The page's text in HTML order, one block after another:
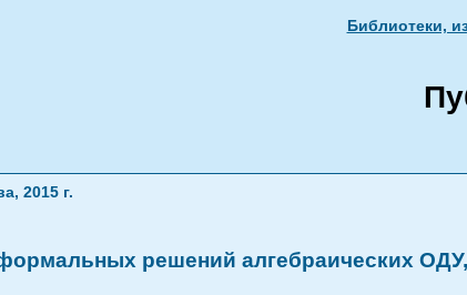
Библиотеки,
2015 г.
решений алгебраических